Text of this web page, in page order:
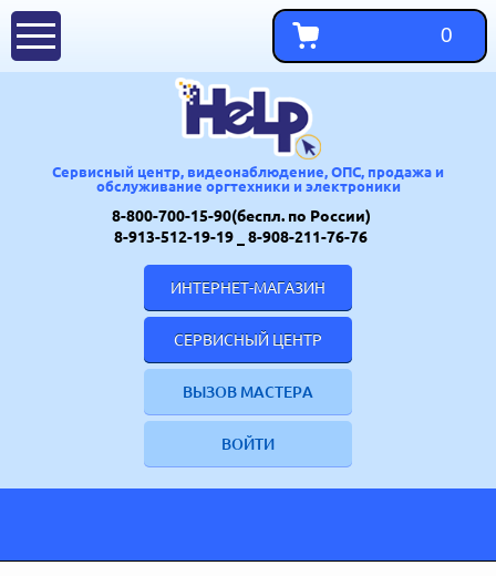
Сервисный центр, видеонаблюдение, ОПС, продажа и
обслуживание оргтехники и электроники
8-800-700-15-90(беспл. по России)
8-913-512-19-19
_ 8-908-211-76-76
ИНТЕРНЕТ-МАГАЗИН
СЕРВИСНЫЙ ЦЕНТР
ВЫЗОВ МАСТЕРА
ВОЙТИ
0